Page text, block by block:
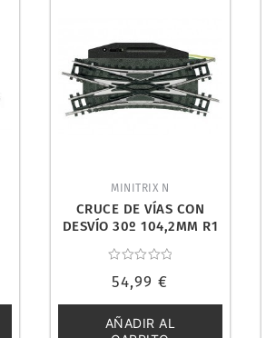
MINITRIX N
CRUCE DE VÍAS CON
DESVÍO 30º 104,2MM R1
con
de
5
54,99€
AÑADIR AL